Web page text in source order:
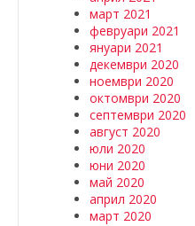
март 2021
февруари 2021
януари 2021
декември 2020
ноември 2020
октомври 2020
септември 2020
август 2020
юли 2020
юни 2020
май 2020
април 2020
март 2020